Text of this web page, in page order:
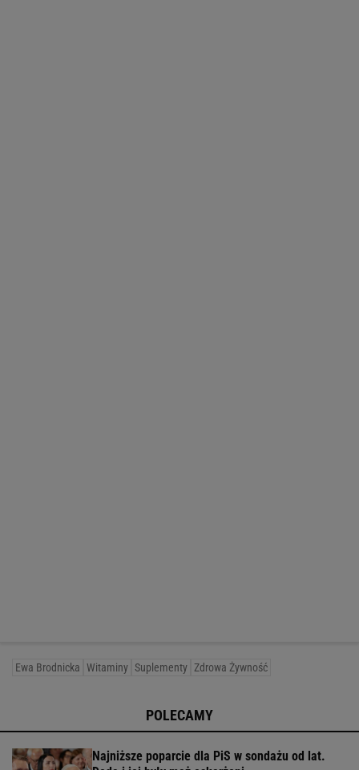
Ewa Brodnicka Witaminy Suplementy Zdrowa Żywność
POLECAMY
Najniższe poparcie dla PiS w sondażu od lat.